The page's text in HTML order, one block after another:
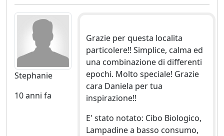
Stephanie
10 anni fa
Grazie per questa localita
particolere!! Simplice, calma ed
una combinazione di differenti
epochi. Molto speciale! Grazie
cara Daniela per tua
inspirazione!!
E' stato notato: Cibo Biologico,
Lampadine a basso consumo,